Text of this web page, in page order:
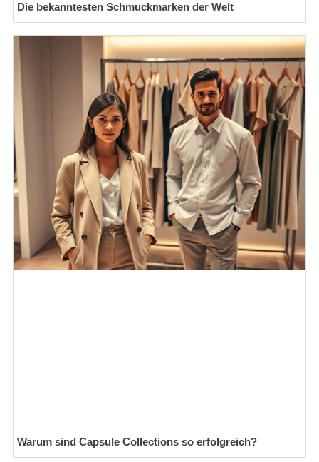
Die bekanntesten Schmuckmarken der Welt
Warum sind Capsule Collections so erfolgreich?